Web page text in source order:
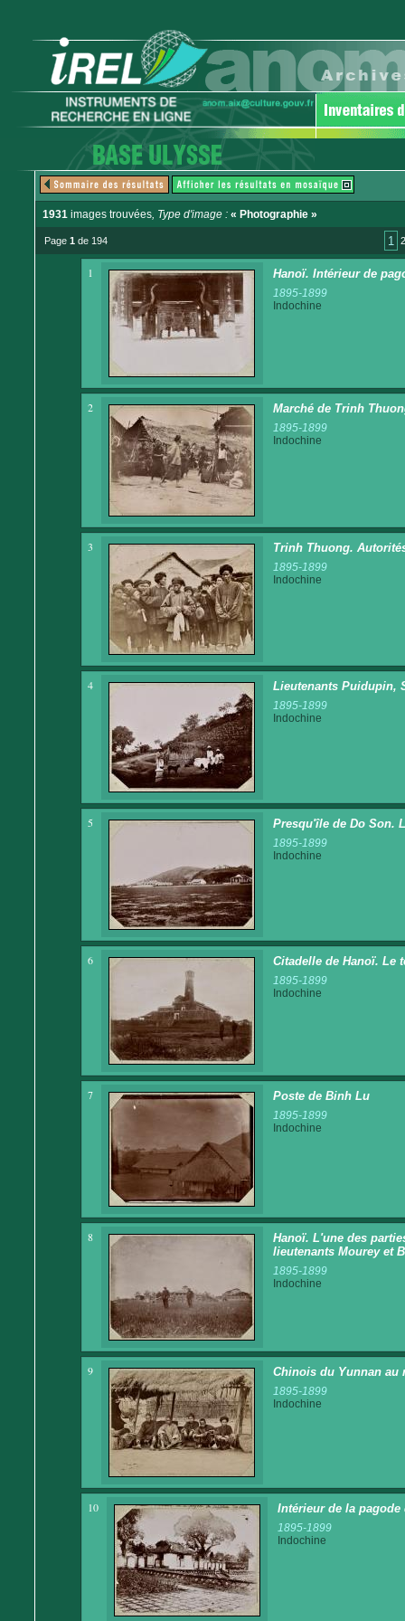
1931 images trouvées, Type d'image : « Photographie »
Page 1 de 194 1 2
1 Hanoï. Intérieur de
1895-1899
Indochine
2 Marché de Trinh
1895-1899
Indochine
3 Trinh Thuong.
1895-1899
Indochine
4 Lieutenants Puidupin,
1895-1899
Indochine
5 Presqu'île de Do Son.
1895-1899
Indochine
6 Citadelle de Hanoï. Le
1895-1899
Indochine
7 Poste de Binh Lu
1895-1899
Indochine
8
Hanoï. L'une des
lieutenants Mourey et
1895-1899
Indochine
9 Chinois du Yunnan au
1895-1899
Indochine
10 Intérieur de la
1895-1899
Indochine